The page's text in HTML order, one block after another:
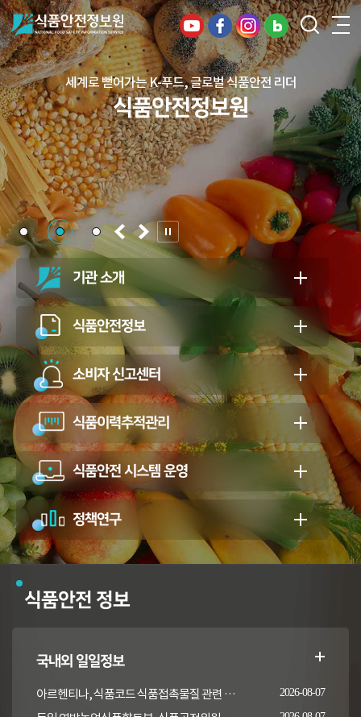
건강하고 안전한 식생활, 일상의 행복을
든든하게 지키는 식품안전 지킴이
식품안전정보원
세계로 뻗어가는 K-푸드, 글로벌 식품안전 리더
식품안전정보원
기관 소개
식품안전정보
소비자 신고센터
식품이력추적관리
식품안전 시스템 운영
정책연구
식품안전 정보
국내외 일일정보
아르헨티나, 식품코드 식품접촉물질 관련 일부 조항 개정 2026-08-07